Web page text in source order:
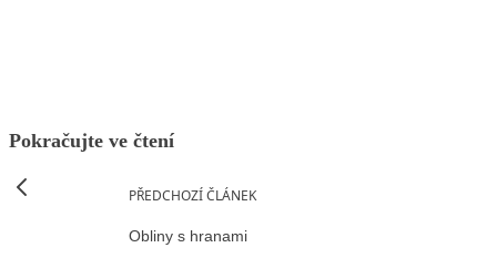
Pokračujte ve čtení
PŘEDCHOZÍ ČLÁNEK
Obliny s hranami